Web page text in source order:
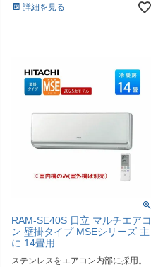
詳細を見る
RAM-SE40S 日立 マルチエアコ
ン 壁掛タイプ MSEシリーズ 主
に 14畳用
ステンレスをエアコン内部に採用。